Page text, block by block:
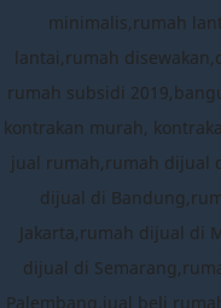
minimalis,rumah
lantai,rumah
rumah subsidi
kontrakan murah,
jual rumah,rumah dijual
dijual di
Jakarta,rumah dijual di
dijual di
Palembang,jual beli